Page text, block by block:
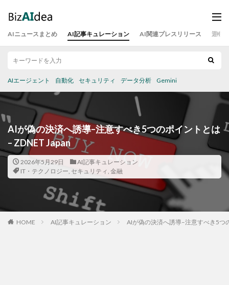
AIニュースまとめ AI記事キュレーション AI関連プレスリリース 運営
AIエージェント 自動化 セキュリティ データ分析 Gemini
AIが偽の決済へ誘導–注意すべき5つのポイントとは
– ZDNET Japan
2026年5月29日
AI記事キュレーション
IT・テクノロジー, セキュリティ, 金融
HOME AI記事キュレーション AIが偽の決済へ誘導–注意すべき5つ